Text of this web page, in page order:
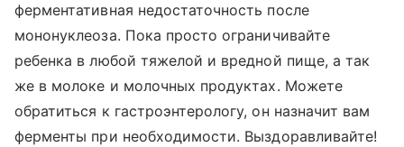
ферментативная недостаточность после
мононуклеоза. Пока просто ограничивайте
ребенка в любой тяжелой и вредной пище, а так
же в молоке и молочных продуктах. Можете
обратиться к гастроэнтерологу, он назначит вам
ферменты при необходимости. Выздоравливайте!